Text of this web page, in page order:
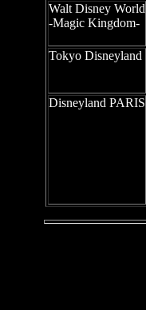
Walt Disney World
-Magic Kingdom-
Tokyo Disneyland
Disneyland PARIS